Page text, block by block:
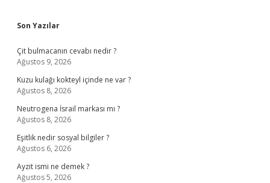
Sidebar
Son Yazılar
Çit bulmacanın cevabı nedir ?
Ağustos 9, 2026
Kuzu kulağı kokteyl içinde ne var ?
Ağustos 8, 2026
Neutrogena İsrail markası mı ?
Ağustos 8, 2026
Eşitlik nedir sosyal bilgiler ?
Ağustos 6, 2026
Ayzit ismi ne demek ?
Ağustos 5, 2026